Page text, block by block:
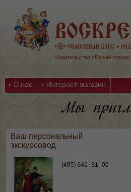
Издательство «Белый город»
О нас Интернет-магазин
Ваш персональный
экскурсовод
(495) 641–31–00